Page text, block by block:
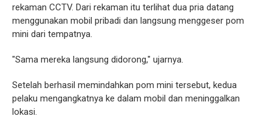
rekaman CCTV. Dari rekaman itu terlihat dua pria datang
menggunakan mobil pribadi dan langsung menggeser pom
mini dari tempatnya.
"Sama mereka langsung didorong," ujarnya.
Setelah berhasil memindahkan pom mini tersebut, kedua
pelaku mengangkatnya ke dalam mobil dan meninggalkan
lokasi.